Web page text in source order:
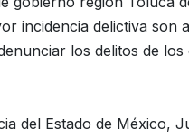
incidencia delictiva son
los delitos de los
del Estado de México,